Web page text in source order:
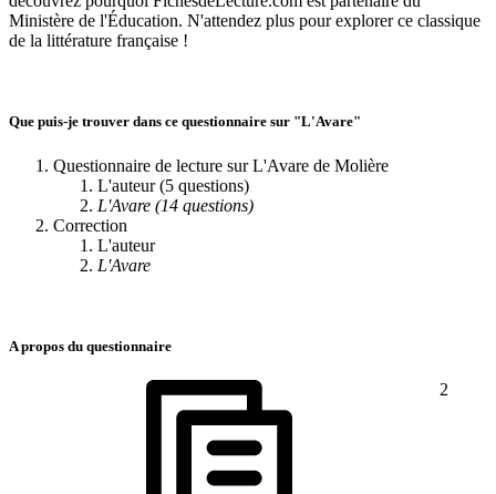
Ministère de l'Éducation. N'attendez plus pour explorer ce classique
de la littérature française !
Que puis-je trouver dans ce questionnaire sur "L'Avare"
Questionnaire de lecture sur L'Avare de Molière
L'auteur (5 questions)
L'Avare (14 questions)
Correction
L'auteur
L'Avare
A propos du questionnaire
2